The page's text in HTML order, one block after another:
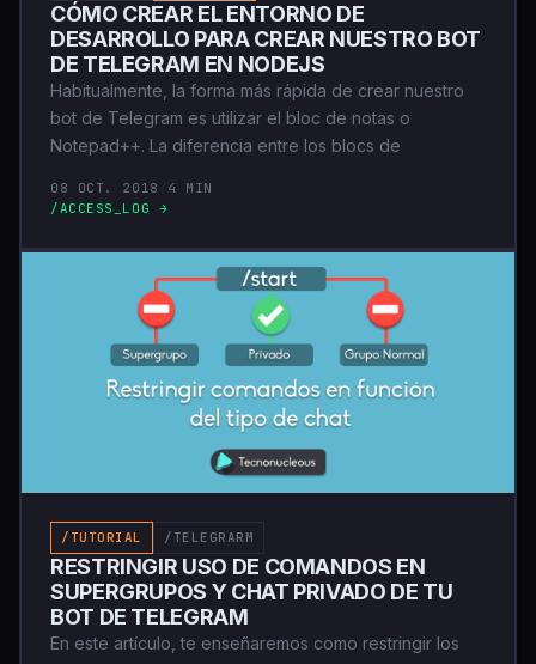
CÓMO CREAR EL ENTORNO DE
DESARROLLO PARA CREAR NUESTRO BOT
DE TELEGRAM EN NODEJS
Habitualmente, la forma más rápida de crear nuestro
bot de Telegram es utilizar el bloc de notas o
Notepad++. La diferencia entre los blocs de
08 OCT. 2018
4 MIN
/ACCESS_LOG →
/TUTORIAL /TELEGRARM
RESTRINGIR USO DE COMANDOS EN
SUPERGRUPOS Y CHAT PRIVADO DE TU
BOT DE TELEGRAM
En este artículo, te enseñaremos como restringir los